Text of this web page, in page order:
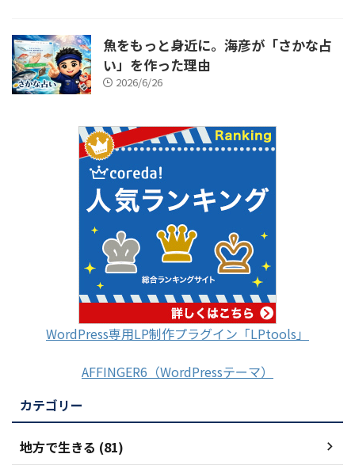
魚をもっと身近に。海彦が「さかな占
い」を作った理由
2026/6/26
WordPress専用LP制作プラグイン「LPtools」
AFFINGER6（WordPressテーマ）
カテゴリー
地方で生きる (81)